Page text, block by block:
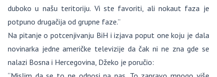
duboko u našu teritoriju. Vi ste favoriti, ali nokaut faza je
potpuno drugačija od grupne faze.”
Na pitanje o potcenjivanju BiH i izjava poput one koju je dala
novinarka jedne američke televizije da čak ni ne zna gde se
nalazi Bosna i Hercegovina, Džeko je poručio: